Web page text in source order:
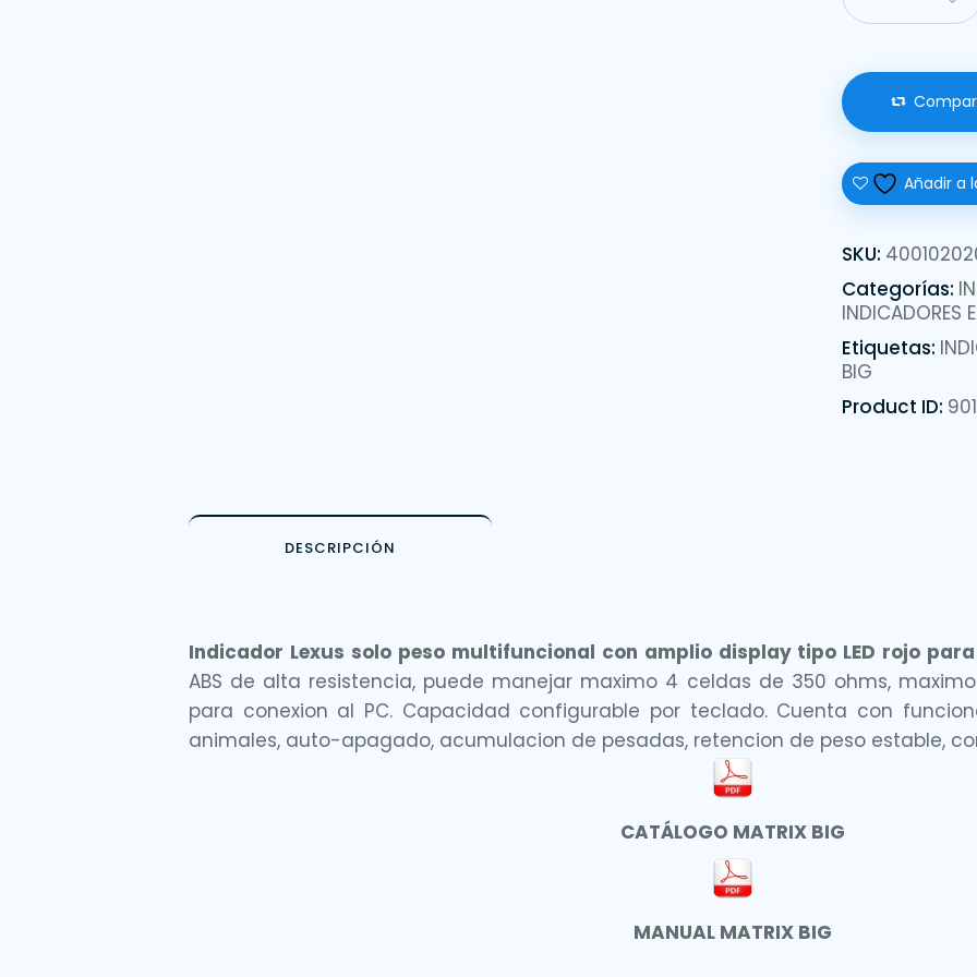
Añadir a
SKU:
Categorías:
INDICADORES
Etiquetas:
BIG
Product ID:
DESCRIPCIÓN
Indicador Lexus solo peso multifuncional con amplio display tipo LED rojo
ABS de alta resistencia, puede manejar maximo 4 celdas de 350 ohms, maximo
para conexion al PC. Capacidad configurable por teclado. Cuenta con
animales, auto-apagado, acumulacion de pesadas, retencion de peso estable,
CATÁLOGO MATRIX BIG
MANUAL MATRIX BIG